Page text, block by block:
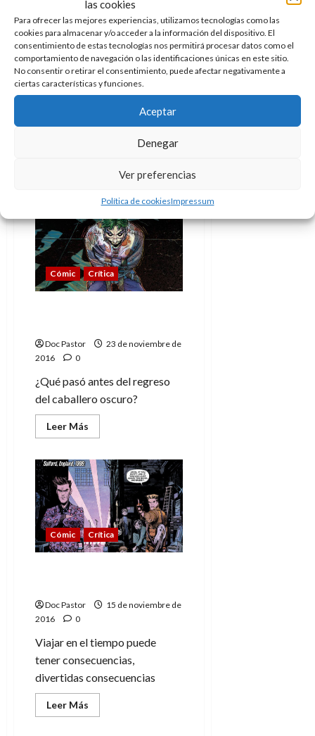
las cookies
Para ofrecer las mejores experiencias, utilizamos tecnologías como las
cookies para almacenar y/o acceder a la información del dispositivo. El
consentimiento de estas tecnologías nos permitirá procesar datos como el
comportamiento de navegación o las identificaciones únicas en este sitio.
No consentir o retirar el consentimiento, puede afectar negativamente a
ciertas características y funciones.
Aceptar
Denegar
Ver preferencias
Política de cookiesImpressum
La ciudad al borde de la
eternidad. Star Trek con
sabor a Star Trek
Doc Pastor
25 de noviembre de
2016
0
La ciudad al borde de la
eternidad, la joya de Star Trek.
ciudad
al
borde
de
la
eternidad.
Star
Trek
Trek
Cómic Crítica
Doc Pastor
23 de noviembre de
2016
0
¿Qué pasó antes del regreso
del caballero oscuro?
Leer Más
más
La
última
cruzada
(del
caballero
oscuro)
Cómic Crítica
Doc Pastor
15 de noviembre de
2016
0
Viajar en el tiempo puede
tener consecuencias,
divertidas consecuencias
Leer Más
más
r
a
9
2026
r
n
o
de
de
p
o
c
a
i
s
julio